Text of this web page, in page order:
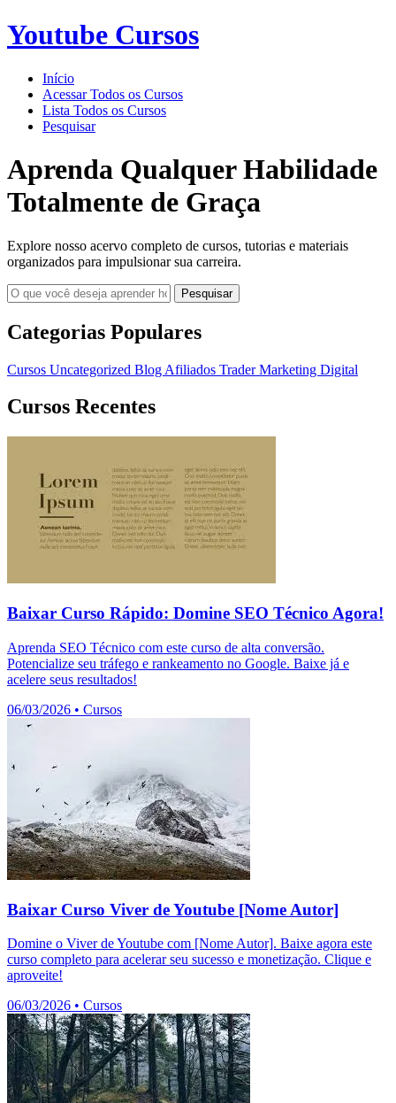
Youtube Cursos
Início
Acessar Todos os Cursos
Lista Todos os Cursos
Pesquisar
Aprenda Qualquer Habilidade
Totalmente de Graça
Explore nosso acervo completo de cursos, tutorias e materiais
organizados para impulsionar sua carreira.
Pesquisar
Categorias Populares
Cursos Uncategorized Blog Afiliados TraderMarketing Digital
Cursos Recentes
Baixar Curso Rápido: Domine SEO Técnico Agora!
Aprenda SEO Técnico com este curso de alta conversão.
Potencialize seu tráfego e rankeamento no Google. Baixe já e
acelere seus resultados!
06/03/2026 • Cursos
Baixar Curso Viver de Youtube [Nome Autor]
Domine o Viver de Youtube com [Nome Autor]. Baixe agora este
curso completo para acelerar seu sucesso e monetização. Clique e
aproveite!
06/03/2026 • Cursos